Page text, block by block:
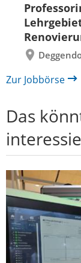
zurück
Zur Jobbörse
Das